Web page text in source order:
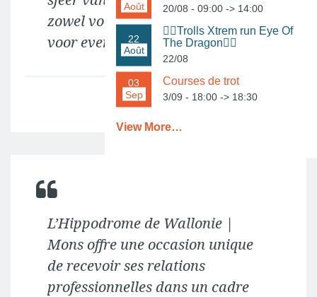
zowel voor personeelsfeesten als
voor evenementen met klanten!
Koen Van der Steen
L’Hippodrome de Wallonie |
Mons offre une occasion unique
de recevoir ses relations
professionnelles dans un cadre
Août 20/08 - 09:00 -> 14:00
Août
22
🏃‍♀️Trolls Xtrem run Eye Of
The Dragon🏃‍♂️
22/08
Sep
03 Courses de trot
3/09 - 18:00 -> 18:30
View More…